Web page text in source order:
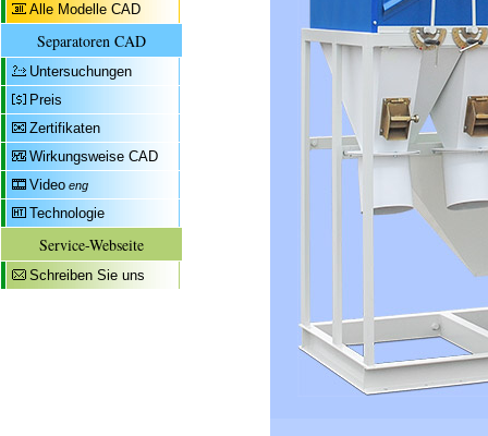
Alle Modelle CAD
Separatoren CAD
Untersuchungen
Preis
Zertifikaten
Wirkungsweise CAD
Video eng
Technologie
Service-Webseite
Schreiben Sie uns